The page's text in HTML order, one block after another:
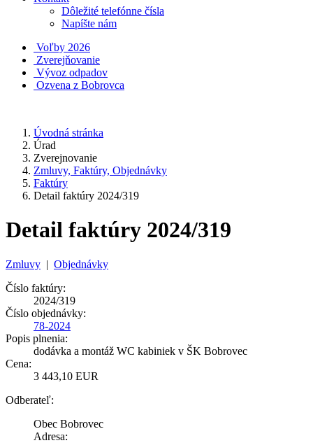
Dôležité telefónne čísla
Napíšte nám
Voľby 2026
Zverejňovanie
Vývoz odpadov
Ozvena z Bobrovca
Úvodná stránka
Úrad
Zverejnovanie
Zmluvy, Faktúry, Objednávky
Faktúry
Detail faktúry 2024/319
Detail faktúry 2024/319
Zmluvy | Objednávky
Číslo faktúry:
2024/319
Číslo objednávky:
78-2024
Popis plnenia:
dodávka a montáž WC kabiniek v ŠK Bobrovec
Cena:
3 443,10 EUR
Odberateľ:
Obec Bobrovec
Adresa: